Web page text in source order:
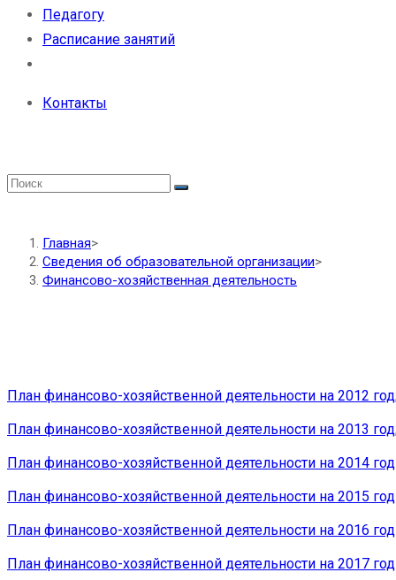
Педагогу
Расписание занятий
Контакты
Главная>
Сведения об образовательной организации>
Финансово-хозяйственная деятельность
План финансово-хозяйственной деятельности на 2012 год
План финансово-хозяйственной деятельности на 2013 год
План финансово-хозяйственной деятельности на 2014
План финансово-хозяйственной деятельности на 2015
План финансово-хозяйственной деятельности на 2016
План финансово-хозяйственной деятельности на 2017